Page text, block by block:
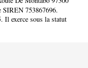
SIREN 753867696.
Il exerce sous la statut